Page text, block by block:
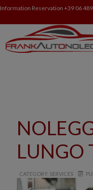
Information Reservation +39 06
LUNGO
CATEGORY: SERVICES